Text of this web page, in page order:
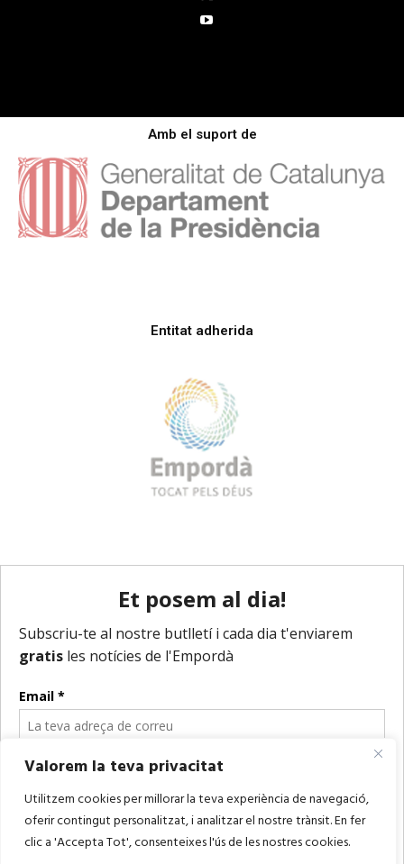
Valorem la teva privacitat
Utilitzem cookies per millorar la teva experiència de navegació,
oferir contingut personalitzat, i analitzar el nostre trànsit. En fer
clic a 'Accepta Tot', consenteixes l'ús de les nostres cookies.
Amb el suport de
Entitat adherida